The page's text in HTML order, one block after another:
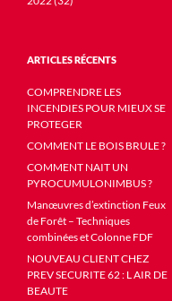
ARTICLES RÉCENTS
COMPRENDRE LES
INCENDIES POUR MIEUX SE
PROTEGER
COMMENT LE BOIS BRULE ?
COMMENT NAIT UN
PYROCUMULONIMBUS ?
Manœuvres d’extinction Feux
de Forêt – Techniques
combinées et Colonne FDF
NOUVEAU CLIENT CHEZ
PREV SECURITE 62 : L AIR DE
BEAUTE